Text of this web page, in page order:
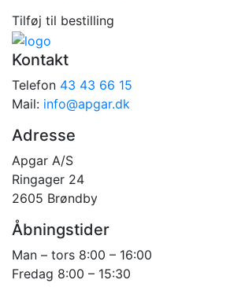
Tilføj til bestilling
Kontakt
Telefon 43 43 66 15
Mail: info@apgar.dk
Adresse
Apgar A/S
Ringager 24
2605 Brøndby
Åbningstider
Man – tors 8:00 – 16:00
Fredag 8:00 – 15:30